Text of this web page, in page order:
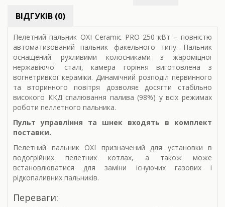
ВІДГУКІВ (0)
Пелетний пальник OXI Ceramic PRO 250 кВт – повністю
автоматизований пальник факельного типу. Пальник
оснащений рухливими колосниками з жароміцної
нержавіючої сталі, камера горіння виготовлена з
вогнетривкої кераміки. Динамічний розподіл первинного
та вторинного повітря дозволяє досягти стабільно
високого ККД спалювання палива (98%) у всіх режимах
роботи пеллетного пальника.
Пульт управління та шнек входять в комплект
поставки.
Пелетний пальник OXI призначений для установки в
водогрійних пелетних котлах, а також може
встановлюватися для заміни існуючих газових і
рідкопаливних пальників.
Переваги: